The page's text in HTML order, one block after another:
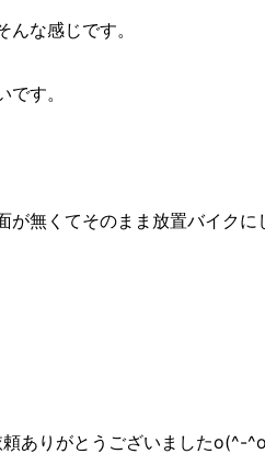
な感じです。
す。
無くてそのまま放置バイクに
ありがとうございましたo(^-